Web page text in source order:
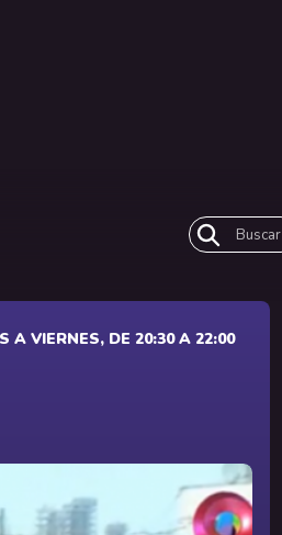
Buscar
A VIERNES, DE 20:30 A 22:00